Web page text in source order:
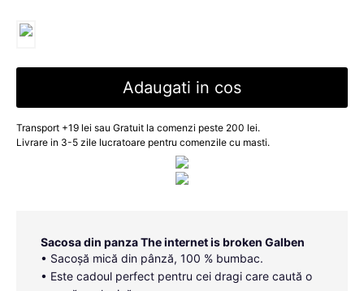
Adaugati in cos
Transport +19 lei sau Gratuit la comenzi peste 200 lei.
Livrare in 3-5 zile lucratoare pentru comenzile cu masti.
Sacosa din panza The internet is broken Galben
• Sacoșă mică din pânză, 100 % bumbac.
• Este cadoul perfect pentru cei dragi care caută o